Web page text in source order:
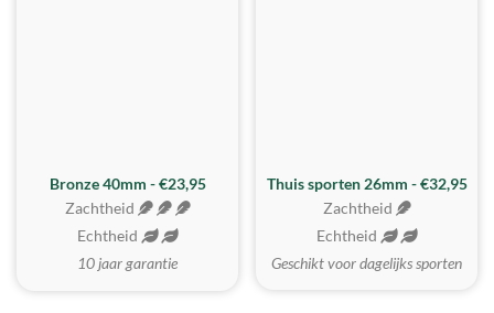
Bronze 40mm - €23,95
Zachtheid
Echtheid
10 jaar garantie
Thuis sporten 26mm - €32,95
Zachtheid
Echtheid
Geschikt voor dagelijks sporten